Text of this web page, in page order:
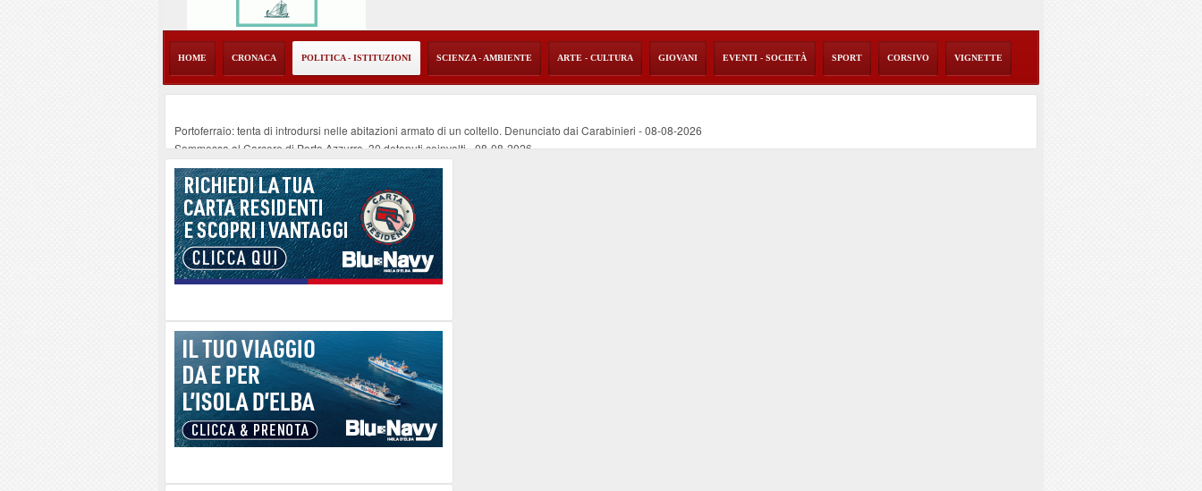
HOME CRONACA POLITICA - ISTITUZIONI SCIENZA - AMBIENTE ARTE - CULTURA GIOVANI EVENTI - SOCIETÀ SPORT CORSIVO VIGNETTE
Portoferraio: tenta di introdursi nelle abitazioni armato di un coltello. Denunciato dai Carabinieri -08-08-2026
Sommossa al Carcere di Porto Azzurro, 30 detenuti coinvolti-08-08-2026
“Diamanti all’Inferno nell’infinito” e il teatro come esercizio del dubbio
Mola ripulita dagli scout Agesci della Valsusa e Legambiente
La grave carenza di medici Usmaf sta creando notevoli disagi ai lavoratori marittimi e alle aziende